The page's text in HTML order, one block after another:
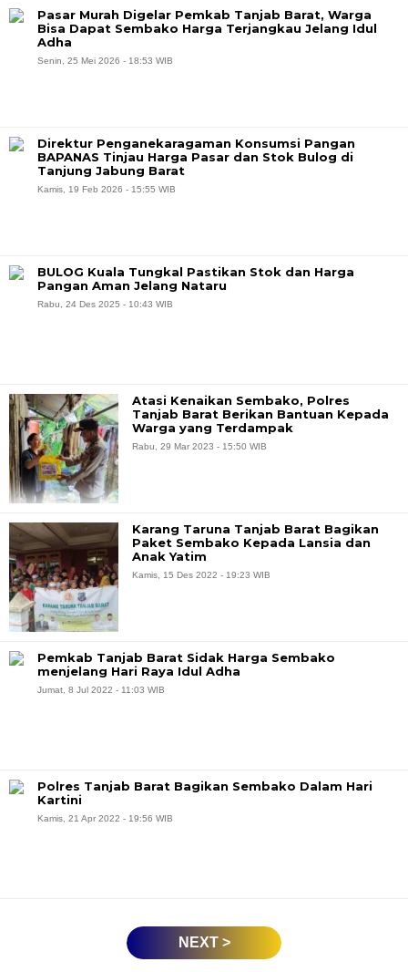
Pasar Murah Digelar Pemkab Tanjab Barat, Warga
Bisa Dapat Sembako Harga Terjangkau Jelang Idul
Adha
Senin, 25 Mei 2026 - 18:53 WIB
Direktur Penganekaragaman Konsumsi Pangan
BAPANAS Tinjau Harga Pasar dan Stok Bulog di
Tanjung Jabung Barat
Kamis, 19 Feb 2026 - 15:55 WIB
BULOG Kuala Tungkal Pastikan Stok dan Harga
Pangan Aman Jelang Nataru
Rabu, 24 Des 2025 - 10:43 WIB
Atasi Kenaikan Sembako, Polres
Tanjab Barat Berikan Bantuan Kepada
Warga yang Terdampak
Rabu, 29 Mar 2023 - 15:50 WIB
Karang Taruna Tanjab Barat Bagikan
Paket Sembako Kepada Lansia dan
Anak Yatim
Kamis, 15 Des 2022 - 19:23 WIB
Pemkab Tanjab Barat Sidak Harga Sembako
menjelang Hari Raya Idul Adha
Jumat, 8 Jul 2022 - 11:03 WIB
Polres Tanjab Barat Bagikan Sembako Dalam Hari
Kartini
Kamis, 21 Apr 2022 - 19:56 WIB
NEXT >